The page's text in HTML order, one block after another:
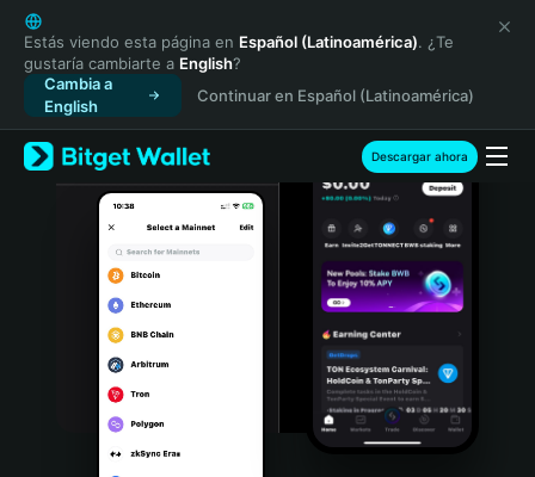
English
日本語
Tiếng Việt
Русский
Español (Latinoamérica)
Türkçe
Italiano
Português (Portugal)
Bahasa Indonesia
Estás viendo esta página en Español (Latinoamérica). ¿Te
gustaría cambiarte a English?
Cambia a
English
Continuar en Español (Latinoamérica)
Descargar ahora